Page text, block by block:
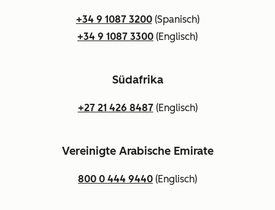
+34 9 1087 3200(Spanisch)
+34 9 1087 3300 (Englisch)
Südafrika
+27 21 426 8487(Englisch)
Vereinigte Arabische Emirate
800 0 444 9440 (Englisch)